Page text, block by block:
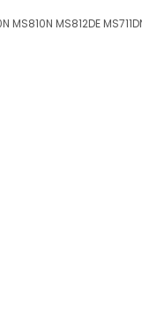
MS810N MS812DE